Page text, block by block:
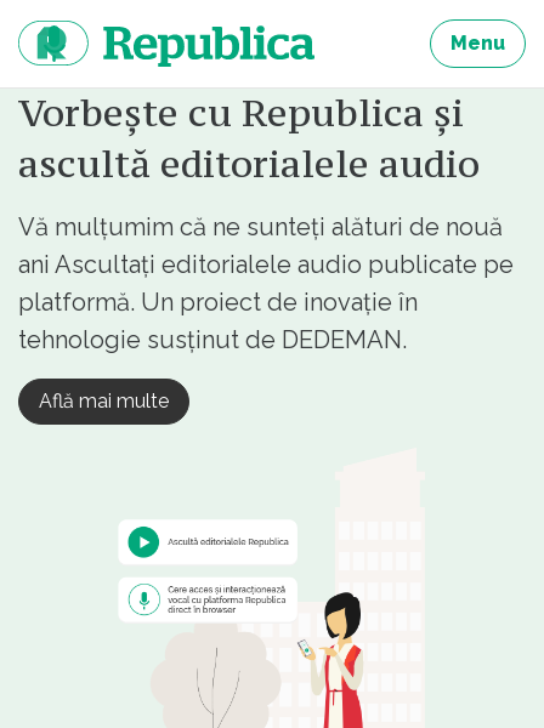
continut
Menu
Vorbește cu Republica și
ascultă editorialele audio
Vă mulțumim că ne sunteți alături de nouă
ani Ascultați editorialele audio publicate pe
platformă. Un proiect de inovație în
tehnologie susținut de DEDEMAN.
Află mai multe